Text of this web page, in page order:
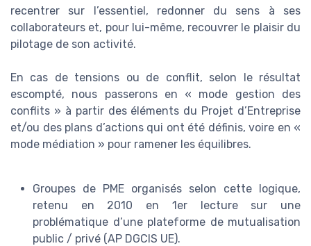
recentrer sur l’essentiel, redonner du sens à ses
collaborateurs et, pour lui-même, recouvrer le plaisir du
pilotage de son activité.
En cas de tensions ou de conflit, selon le résultat
escompté, nous passerons en « mode gestion des
conflits » à partir des éléments du Projet d’Entreprise
et/ou des plans d’actions qui ont été définis, voire en «
mode médiation » pour ramener les équilibres.
Groupes de PME organisés selon cette logique,
retenu en 2010 en 1er lecture sur une
problématique d’une plateforme de mutualisation
public / privé (AP DGCIS UE).